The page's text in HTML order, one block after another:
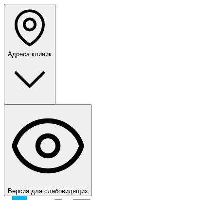
Адреса клиник
Версия для слабовидящих